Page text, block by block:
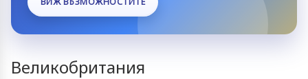
Великобритания